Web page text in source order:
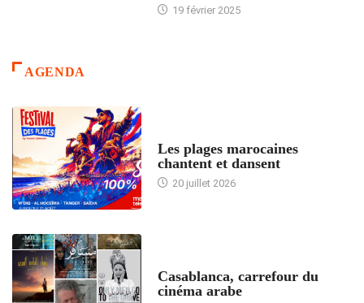
19 février 2025
AGENDA
Les plages marocaines
chantent et dansent
20 juillet 2026
Casablanca, carrefour du
cinéma arabe